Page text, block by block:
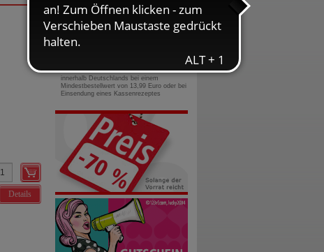
Details
0800-10 11 422
gebührenfreie Rufnummer
innerhalb Deutschlands bei einem
Mindestbestellwert von 13,99 Euro oder bei
Einsendung eines Kassenrezeptes